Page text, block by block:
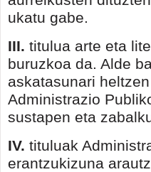
ukatu gabe.
III. titulua arte eta
buruzkoa da. Alde
askatasunari
Administrazio
sustapen eta
IV. tituluak
erantzukizuna